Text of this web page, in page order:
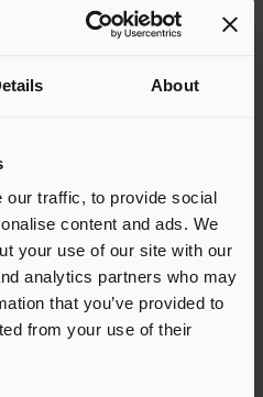
About
our traffic, to provide social
content and ads. We
your use of our site with our
analytics partners who may
that you’ve provided to
from your use of their